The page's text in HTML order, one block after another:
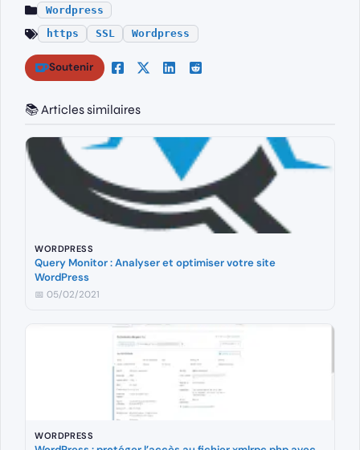
Wordpress
https
SSL Wordpress
Soutenir
📚 Articles similaires
WORDPRESS
Query Monitor : Analyser et optimiser votre site
WordPress
📅 05/02/2021
WORDPRESS